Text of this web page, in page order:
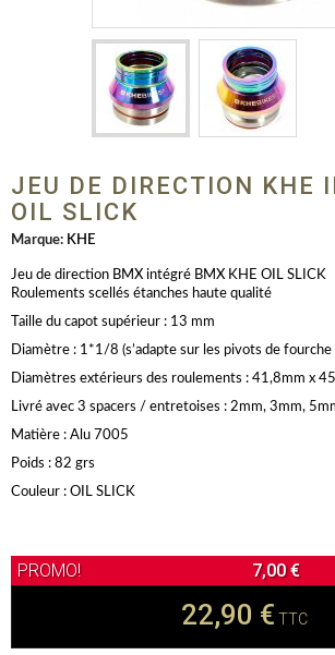
JEU DE DIRECTION KHE
OIL SLICK
Marque: KHE
Jeu de direction BMX intégré BMX KHE OIL SLICK
Roulements scellés étanches haute qualité
Taille du capot supérieur : 13 mm
Diamètre : 1*1/8 (s’adapte sur les pivots de fourche
Diamètres extérieurs des roulements : 41,8mm x
Livré avec 3 spacers / entretoises : 2mm, 3mm,
Matière : Alu 7005
Poids : 82 grs
Couleur : OIL SLICK
7,00 €
22,90 € TTC